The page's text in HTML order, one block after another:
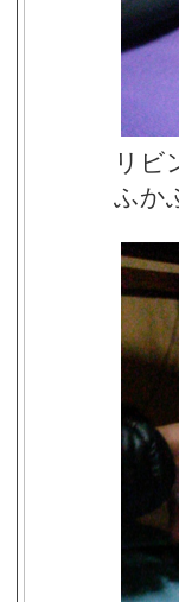
リビ
ふか